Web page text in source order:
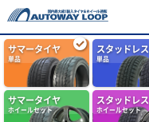
サマータイヤ
単品
スタッドレス
単品
サマータイヤ
ホイールセット
スタッドレス
ホイールセット